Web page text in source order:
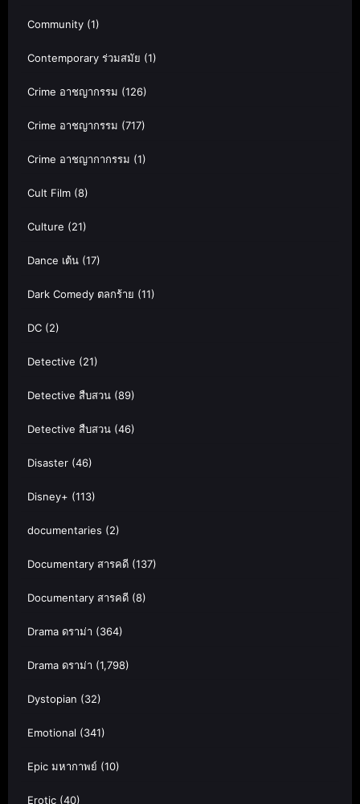
Community (1)
Contemporary ร่วมสมัย (1)
Crime อาชญากรรม (126)
Crime อาชญากรรม (717)
Crime อาชญากากรรม (1)
Cult Film (8)
Culture (21)
Dance เต้น (17)
Dark Comedy ตลกร้าย (11)
DC (2)
Detective (21)
Detective สืบสวน (89)
Detective สืบสวน (46)
Disaster (46)
Disney+ (113)
documentaries (2)
Documentary สารคดี (137)
Documentary สารคดี (8)
Drama ดราม่า (364)
Drama ดราม่า (1,798)
Dystopian (32)
Emotional (341)
Epic มหากาพย์ (10)
Erotic (40)